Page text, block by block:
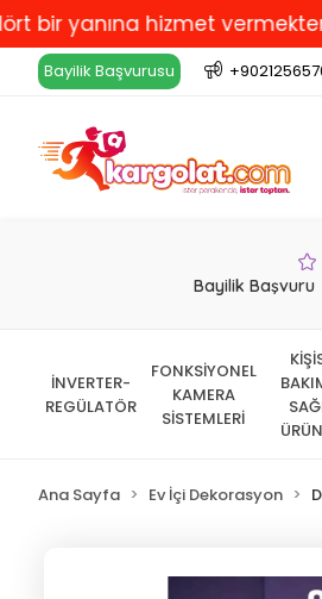
hizmet vermekten
Bayilik Başvurusu
Bayilik Başvuru
İNVERTER-
REGÜLATÖR
FONKSİYONEL
KAMERA
SİSTEMLERİ
Ana Sayfa Ev İçi Dekorasyon